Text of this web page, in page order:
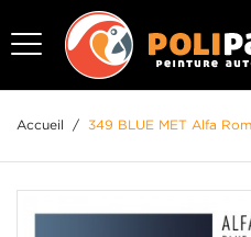
Accueil / 349 BLUE MET Alfa